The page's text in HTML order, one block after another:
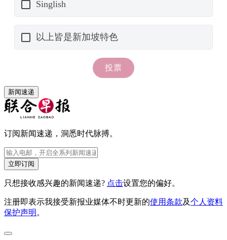
新闻速递
订阅新闻速递，洞悉时代脉搏。
立即订阅
只想接收感兴趣的新闻速递? 点击设置您的偏好。
注册即表示我接受新报业媒体不时更新的使用条款及个人资料
保护声明 。